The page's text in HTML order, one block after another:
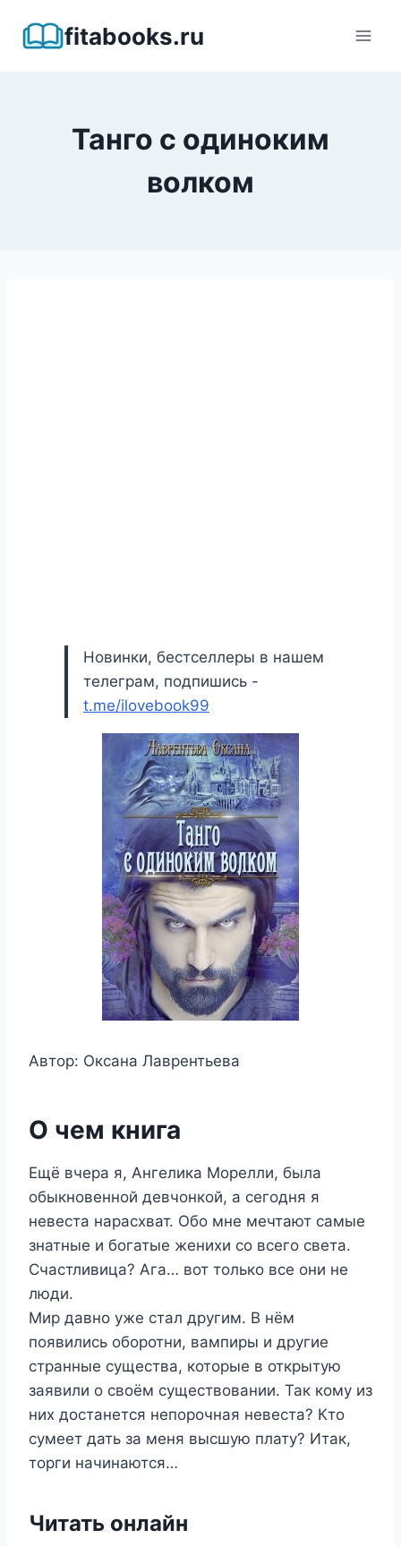
fitabooks.ru
Танго с одиноким
волком
Новинки, бестселлеры в нашем
телеграм, подпишись -
t.me/ilovebook99
Автор: Оксана Лаврентьева
О чем книга
Ещё вчера я, Ангелика Морелли, была
обыкновенной девчонкой, а сегодня я
невеста нарасхват. Обо мне мечтают самые
знатные и богатые женихи со всего света.
Счастливица? Ага… вот только все они не
люди.
Мир давно уже стал другим. В нём
появились оборотни, вампиры и другие
странные существа, которые в открытую
заявили о своём существовании. Так кому из
них достанется непорочная невеста? Кто
сумеет дать за меня высшую плату? Итак,
торги начинаются…
Читать онлайн